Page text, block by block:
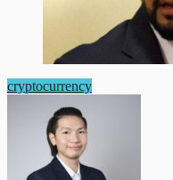
cryptocurrency